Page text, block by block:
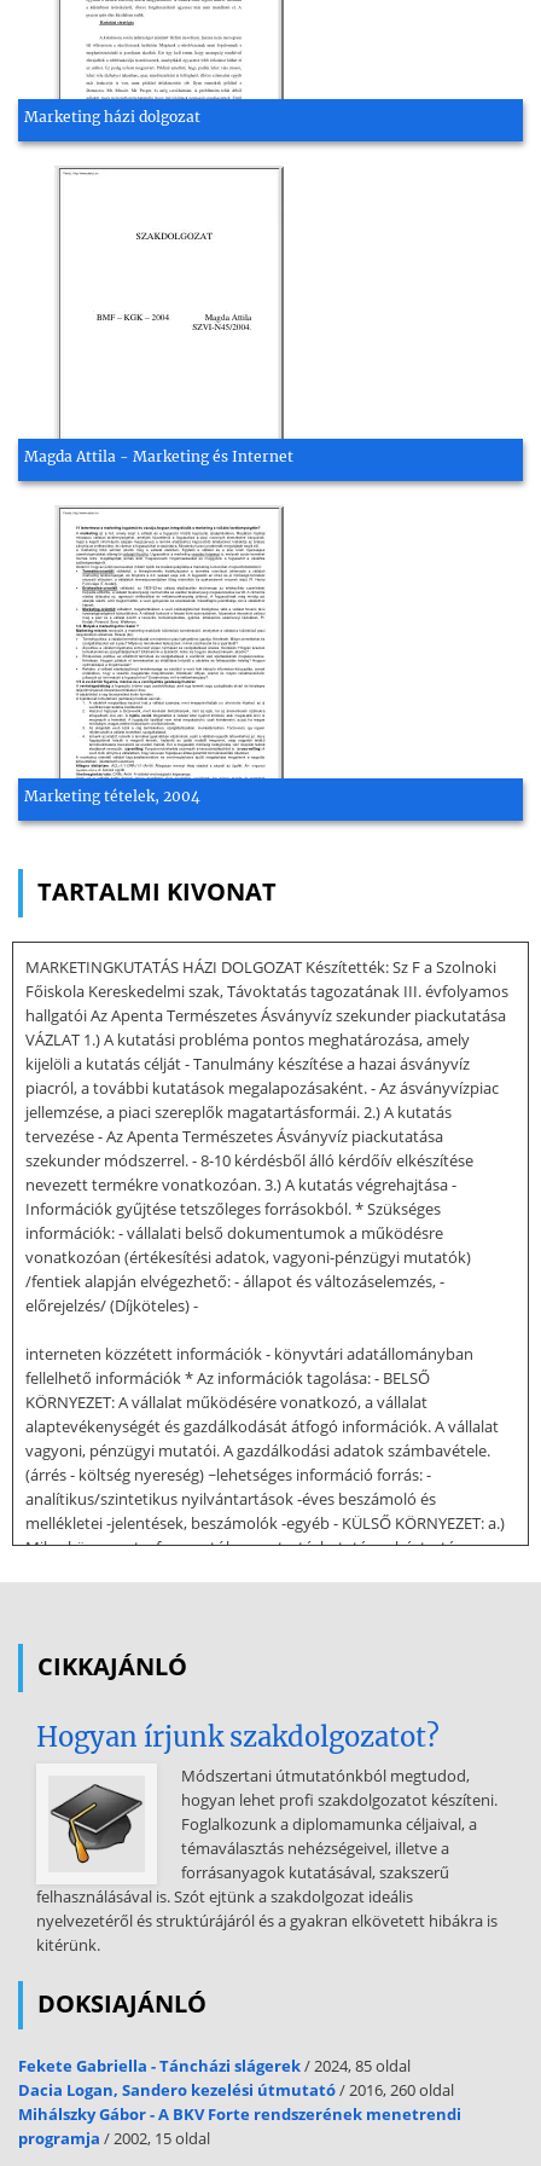
Marketing házi dolgozat
Magda Attila - Marketing és Internet
Marketing tételek, 2004
TARTALMI KIVONAT
MARKETINGKUTATÁS HÁZI DOLGOZAT Készítették: Sz F a Szolnoki
Főiskola Kereskedelmi szak, Távoktatás tagozatának III. évfolyamos
hallgatói Az Apenta Természetes Ásványvíz szekunder piackutatása
VÁZLAT 1.) A kutatási probléma pontos meghatározása, amely
kijelöli a kutatás célját - Tanulmány készítése a hazai ásványvíz
piacról, a további kutatások megalapozásaként. - Az ásványvízpiac
jellemzése, a piaci szereplők magatartásformái. 2.) A kutatás
tervezése - Az Apenta Természetes Ásványvíz piackutatása
szekunder módszerrel. - 8-10 kérdésből álló kérdőív elkészítése
nevezett termékre vonatkozóan. 3.) A kutatás végrehajtása -
Információk gyűjtése tetszőleges forrásokból. * Szükséges
információk: - vállalati belső dokumentumok a működésre
vonatkozóan (értékesítési adatok, vagyoni-pénzügyi mutatók)
/fentiek alapján elvégezhető: - állapot és változáselemzés, -
előrejelzés/ (Díjköteles) -
interneten közzétett információk - könyvtári adatállományban
fellelhető információk * Az információk tagolása: - BELSŐ
KÖRNYEZET: A vállalat működésére vonatkozó, a vállalat
alaptevékenységét és gazdálkodását átfogó információk. A vállalat
vagyoni, pénzügyi mutatói. A gazdálkodási adatok számbavétele.
(árrés - költség nyereség) ~lehetséges információ forrás: -
analítikus/szintetikus nyilvántartások -éves beszámoló és
mellékletei -jelentések, beszámolók -egyéb - KÜLSŐ KÖRNYEZET: a.)
Mikrokörnyezet: - fogyasztók magatartáskutatása - háztartás-
szakfolyóiratok - tudományos publikációk b.) Makrokörnyezet: -
nemzetgazdasági ágak / ágazatok / alágazatok / szakágazatok
változása - lakosság, szervezetek száma ~ mutatók: - kibocsátás
nagysága, összetétele - infláció - munkanélküliség - bérek /
jövedelmek - külkereskedelem ~ lehetséges információs forrás:
kiadványok - központi, régiós és megyei statisztikai -
minisztériumok, országos hatáskörű szervek elemzései -
önkormányzatok elemzései - kamarai kiadványok - kutatóintézetek
publikációi, konjunktúra elemzések, stb. - Az összegyűjtött
információk feldolgozása - A feldolgozott információk értékelése - Az
Regényes története van az Apenta ásványvíznek, melyet
és egy friss piaci felmérés szerint Magyarországon ezt a márkát
ismerik legtöbben az ásványvizek közül.
Levéltári adatokból kitűnik, hogy a Bayer József, budaörsi gazda
1862-ben kutat ásott a Budai Dobogóhegy lábánál, ám ennek a vize
CIKKAJÁNLÓ
Hogyan írjunk szakdolgozatot?
Módszertani útmutatónkból megtudod,
hogyan lehet profi szakdolgozatot készíteni.
Foglalkozunk a diplomamunka céljaival, a
témaválasztás nehézségeivel, illetve a
forrásanyagok kutatásával, szakszerű
felhasználásával is. Szót ejtünk a szakdolgozat ideális
nyelvezetéről és struktúrájáról és a gyakran elkövetett hibákra is
kitérünk.
DOKSIAJÁNLÓ
Fekete Gabriella - Táncházi slágerek/ 2024, 85 oldal
Dacia Logan, Sandero kezelési útmutató/ 2016, 260 oldal
Mihálszky Gábor - A BKV Forte rendszerének menetrendi
programja / 2002, 15 oldal